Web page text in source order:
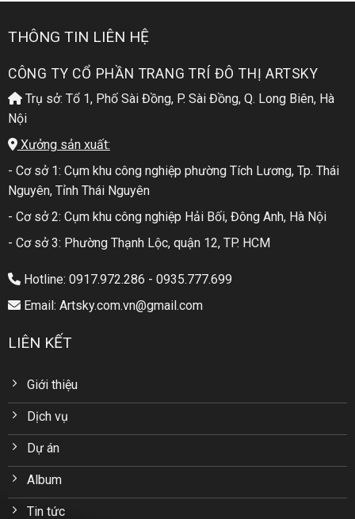
THÔNG TIN LIÊN HỆ
CÔNG TY CỔ PHẦN TRANG TRÍ ĐÔ THỊ ARTSKY
Trụ sở: Tổ 1, Phố Sài Đồng, P. Sài Đồng, Q. Long Biên, Hà
Nội
Xưởng sản xuất:
- Cơ sở 1: Cụm khu công nghiệp phường Tích Lương, Tp. Thái
Nguyên, Tỉnh Thái Nguyên
- Cơ sở 2: Cụm khu công nghiệp Hải Bối, Đông Anh, Hà Nội
- Cơ sở 3: Phường Thạnh Lộc, quận 12, TP. HCM
Hotline: 0917.972.286 - 0935.777.699
Email: Artsky.com.vn@gmail.com
LIÊN KẾT
Giới thiệu
Dịch vụ
Dự án
Album
Tin tức